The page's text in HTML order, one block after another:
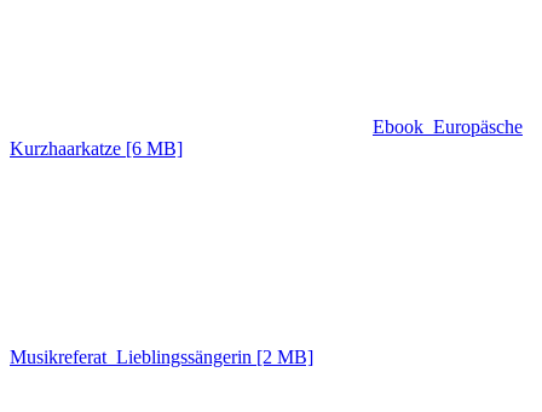
Ebook_Europäsche
Kurzhaarkatze [6 MB]
Musikreferat_Lieblingssängerin [2 MB]